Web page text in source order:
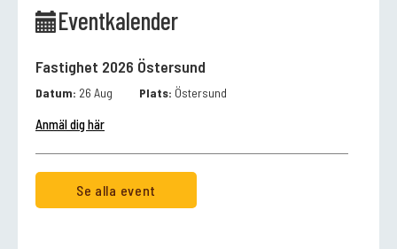
Eventkalender
Fastighet 2026 Östersund
Datum: 26 Aug Plats: Östersund
Anmäl dig här
Se alla event